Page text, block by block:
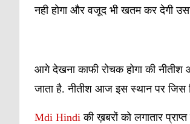
नही होगा और वजूद भी खतम कर देगी
आगे देखना काफी रोचक होगा की
जाता है. नीतीश आज इस स्थान पर
Mdi Hindi की ख़बरों को लगातार